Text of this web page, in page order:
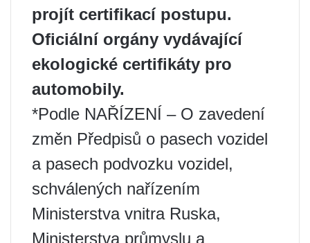
projít certifikací postupu.
Oficiální orgány vydávající
ekologické certifikáty pro
automobily.
*Podle NAŘÍZENÍ – O zavedení
změn Předpisů o pasech vozidel
a pasech podvozku vozidel,
schválených nařízením
Ministerstva vnitra Ruska,
Ministerstva průmyslu a